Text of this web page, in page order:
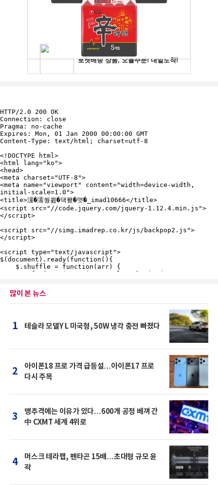
많이 본 뉴스
1 테슬라 모델Y L 미국형, 50W 냉각 충전 빠졌다
2
아이폰18 프로 가격 급등설…아이폰17 프로
다시 주목
3
맹추격에는 이유가 있다…600개 공정 베껴 간
中 CXMT 세계 4위로
4
머스크 테라팹, 펜타곤 15배…초대형 규모 윤
곽